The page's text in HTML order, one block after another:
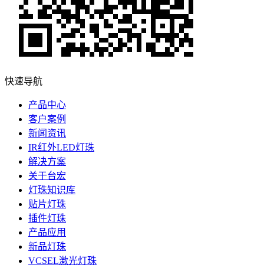
快速导航
产品中心
客户案例
新闻资讯
IR红外LED灯珠
解决方案
关于台宏
灯珠知识库
贴片灯珠
插件灯珠
产品应用
新品灯珠
VCSEL激光灯珠